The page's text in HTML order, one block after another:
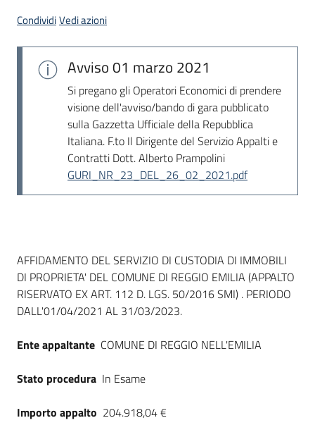
CondividiVedi azioni
Avviso01 marzo 2021
Si pregano gli Operatori Economici di prendere
visione dell'avviso/bando di gara pubblicato
sulla Gazzetta Ufficiale della Repubblica
Italiana. F.to Il Dirigente del Servizio Appalti e
Contratti Dott. Alberto Prampolini
GURI_NR_23_DEL_26_02_2021.pdf
Dati del bando
AFFIDAMENTO DEL SERVIZIO DI CUSTODIA DI IMMOBILI
DI PROPRIETA' DEL COMUNE DI REGGIO EMILIA (APPALTO
RISERVATO EX ART. 112 D. LGS. 50/2016 SMI) . PERIODO
DALL'01/04/2021 AL 31/03/2023.
Ente appaltante COMUNE DI REGGIO NELL'EMILIA
Stato procedura In Esame
Importo appalto 204.918,04 €